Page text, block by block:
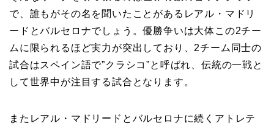
で、誰もがその名を聞いたことがあるレアル・マドリ
ードとバルセロナでしょう。優勝争いは大体この2チー
ムに限られるほど実力が突出しており、2チーム同士の
試合はスペイン語で”クラシコ”と呼ばれ、伝統の一戦と
して世界中が注目する試合となります。
またレアル・マドリードとバルセロナに続くアトレテ